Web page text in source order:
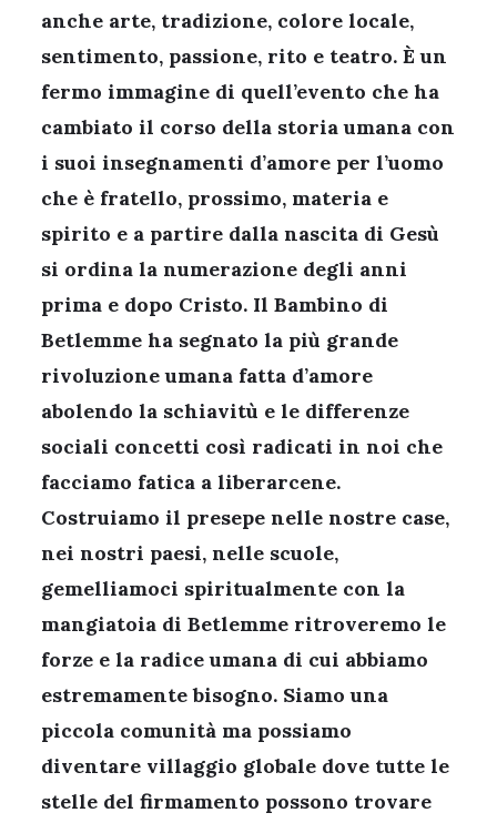
anche arte, tradizione, colore locale,
sentimento, passione, rito e teatro. È un
fermo immagine di quell’evento che ha
cambiato il corso della storia umana con
i suoi insegnamenti d’amore per l’uomo
che è fratello, prossimo, materia e
spirito e a partire dalla nascita di Gesù
si ordina la numerazione degli anni
prima e dopo Cristo. Il Bambino di
Betlemme ha segnato la più grande
rivoluzione umana fatta d’amore
abolendo la schiavitù e le differenze
sociali concetti così radicati in noi che
facciamo fatica a liberarcene.
Costruiamo il presepe nelle nostre case,
nei nostri paesi, nelle scuole,
gemelliamoci spiritualmente con la
mangiatoia di Betlemme ritroveremo le
forze e la radice umana di cui abbiamo
estremamente bisogno. Siamo una
piccola comunità ma possiamo
diventare villaggio globale dove tutte le
stelle del firmamento possono trovare